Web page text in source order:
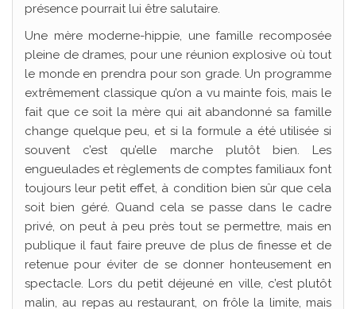
présence pourrait lui être salutaire.
Une mère moderne-hippie, une famille recomposée
pleine de drames, pour une réunion explosive où tout
le monde en prendra pour son grade. Un programme
extrêmement classique qu’on a vu mainte fois, mais le
fait que ce soit la mère qui ait abandonné sa famille
change quelque peu, et si la formule a été utilisée si
souvent c’est qu’elle marche plutôt bien. Les
engueulades et règlements de comptes familiaux font
toujours leur petit effet, à condition bien sûr que cela
soit bien géré. Quand cela se passe dans le cadre
privé, on peut à peu près tout se permettre, mais en
publique il faut faire preuve de plus de finesse et de
retenue pour éviter de se donner honteusement en
spectacle. Lors du petit déjeuné en ville, c’est plutôt
malin, au repas au restaurant, on frôle la limite, mais